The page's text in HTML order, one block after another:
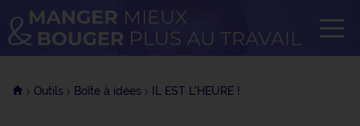
Outils Boîte à idées IL EST L'HEURE !